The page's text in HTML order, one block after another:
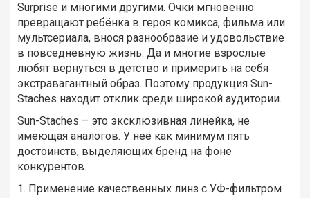
Surprise и многими другими. Очки мгновенно
превращают ребёнка в героя комикса, фильма или
мультсериала, внося разнообразие и удовольствие
в повседневную жизнь. Да и многие взрослые
любят вернуться в детство и примерить на себя
экстравагантный образ. Поэтому продукция Sun-
Staches находит отклик среди широкой аудитории.
Sun-Staches – это эксклюзивная линейка, не
имеющая аналогов. У неё как минимум пять
достоинств, выделяющих бренд на фоне
конкурентов.
1. Применение качественных линз с УФ-фильтром